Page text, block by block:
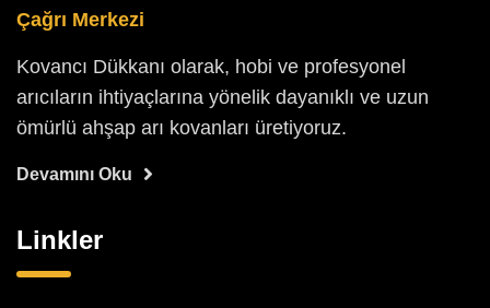
Çağrı Merkezi
Kovancı Dükkanı olarak, hobi ve profesyonel
arıcıların ihtiyaçlarına yönelik dayanıklı ve uzun
ömürlü ahşap arı kovanları üretiyoruz.
Devamını Oku
Linkler